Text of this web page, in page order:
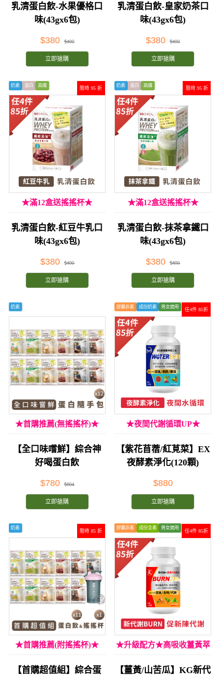
乳清蛋白飲-水果優格口
味(43gx6包)
$380 $400
立即搶購
乳清蛋白飲-皇家奶茶口
味(43gx6包)
$380 $400
立即搶購
限時 95 折
奶素 蛋白 高纖
★滿12盒送搖搖杯★
乳清蛋白飲-紅豆牛乳口
味(43gx6包)
$380 $400
立即搶購
限時 95 折
奶素 蛋白 高纖
★滿12盒送搖搖杯★
乳清蛋白飲-抹茶拿鐵口
味(43gx6包)
$380 $400
立即搶購
奶素
★首購推薦(無搖搖杯)★
【全口味嚐鮮】綜合神
好喝蛋白飲
$780 $804
立即搶購
任4件 85折
膠囊非素 成份奶素 男女適用
★夜間代謝循環UP★
【紫花苜蓿/紅莧菜】EX
夜酵素淨化(120顆)
$880
立即搶購
限時 85 折
奶素
★首購推薦(附搖搖杯)★
【首購超值組】綜合蛋
任4件 85折
膠囊非素 成份全素 男女適用
★升級配方★高吸收薑黃萃
取★
【薑黃/山苦瓜】KG新代